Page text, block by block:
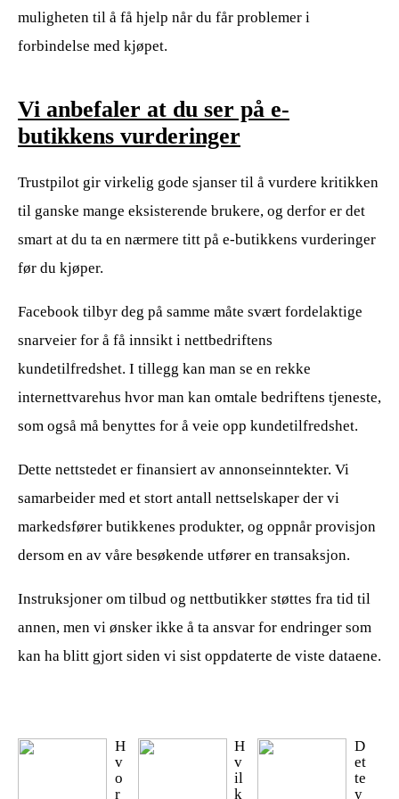
muligheten til å få hjelp når du får problemer i
forbindelse med kjøpet.
Vi anbefaler at du ser på e-
butikkens vurderinger
Trustpilot gir virkelig gode sjanser til å vurdere kritikken
til ganske mange eksisterende brukere, og derfor er det
smart at du ta en nærmere titt på e-butikkens vurderinger
før du kjøper.
Facebook tilbyr deg på samme måte svært fordelaktige
snarveier for å få innsikt i nettbedriftens
kundetilfredshet. I tillegg kan man se en rekke
internettvarehus hvor man kan omtale bedriftens tjeneste,
som også må benyttes for å veie opp kundetilfredshet.
Dette nettstedet er finansiert av annonseinntekter. Vi
samarbeider med et stort antall nettselskaper der vi
markedsfører butikkenes produkter, og oppnår provisjon
dersom en av våre besøkende utfører en transaksjon.
Instruksjoner om tilbud og nettbutikker støttes fra tid til
annen, men vi ønsker ikke å ta ansvar for endringer som
kan ha blitt gjort siden vi sist oppdaterte de viste dataene.
H
v
o
r
H
v
il
k
D
et
te
y